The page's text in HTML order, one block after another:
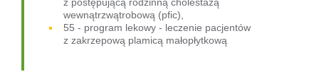
wewnątrzwątrobową (pfic),
55 - program lekowy - leczenie pacjentów
z zakrzepową plamicą małopłytkową